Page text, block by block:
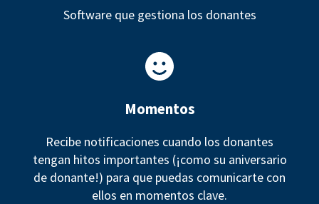
Software que gestiona los donantes
Momentos
Recibe notificaciones cuando los donantes
tengan hitos importantes (¡como su aniversario
de donante!) para que puedas comunicarte con
ellos en momentos clave.